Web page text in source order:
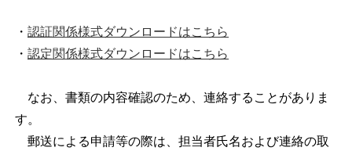
・認証関係様式ダウンロードはこちら
・認定関係様式ダウンロードはこちら
なお、書類の内容確認のため、連絡することがありま
す。
郵送による申請等の際は、担当者氏名および連絡の取